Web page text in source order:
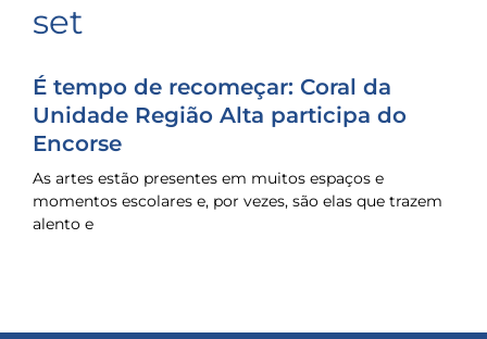
set
É tempo de recomeçar: Coral da
Unidade Região Alta participa do
Encorse
As artes estão presentes em muitos espaços e
momentos escolares e, por vezes, são elas que trazem
alento e